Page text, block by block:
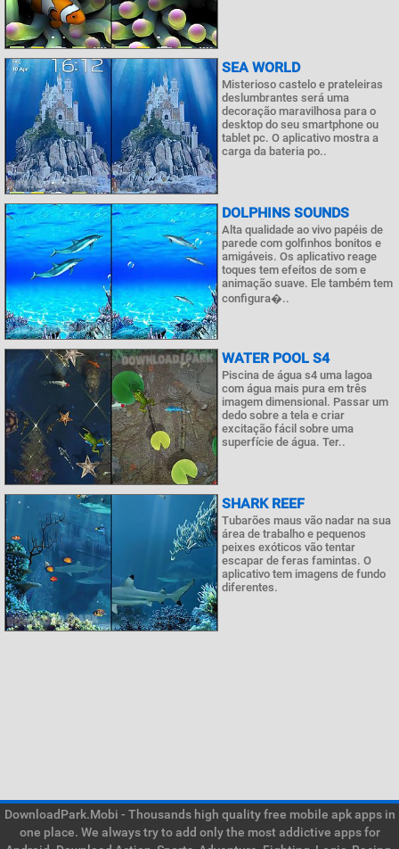
SEA WORLD
Misterioso castelo e prateleiras
deslumbrantes será uma
decoração maravilhosa para o
desktop do seu smartphone ou
tablet pc. O aplicativo mostra a
carga da bateria po..
DOLPHINS SOUNDS
Alta qualidade ao vivo papéis de
parede com golfinhos bonitos e
amigáveis. Os aplicativo reage
toques tem efeitos de som e
animação suave. Ele também tem
configura�..
WATER POOL S4
Piscina de água s4 uma lagoa
com água mais pura em três
imagem dimensional. Passar um
dedo sobre a tela e criar
excitação fácil sobre uma
superfície de água. Ter..
SHARK REEF
Tubarões maus vão nadar na sua
área de trabalho e pequenos
peixes exóticos vão tentar
escapar de feras famintas. O
aplicativo tem imagens de fundo
diferentes.
DownloadPark.Mobi - Thousands high quality free mobile apk apps in
one place. We always try to add only the most addictive apps for